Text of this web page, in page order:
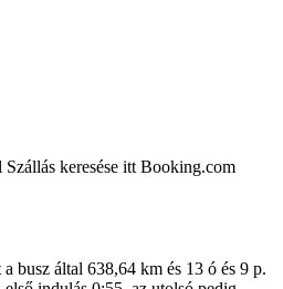
Szállás keresése itt Booking.com
busz által 638,64 km és 13 ó és 9 p.